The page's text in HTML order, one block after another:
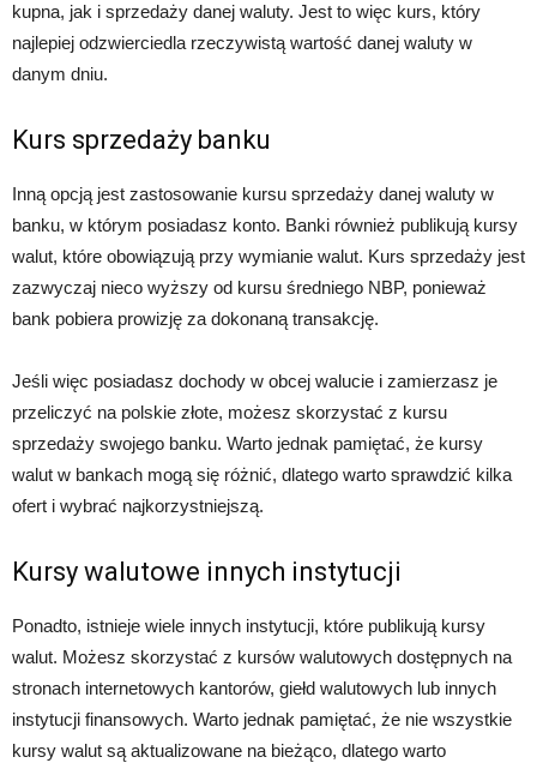
kupna, jak i sprzedaży danej waluty. Jest to więc kurs, który
najlepiej odzwierciedla rzeczywistą wartość danej waluty w
danym dniu.
Kurs sprzedaży banku
Inną opcją jest zastosowanie kursu sprzedaży danej waluty w
banku, w którym posiadasz konto. Banki również publikują kursy
walut, które obowiązują przy wymianie walut. Kurs sprzedaży jest
zazwyczaj nieco wyższy od kursu średniego NBP, ponieważ
bank pobiera prowizję za dokonaną transakcję.
Jeśli więc posiadasz dochody w obcej walucie i zamierzasz je
przeliczyć na polskie złote, możesz skorzystać z kursu
sprzedaży swojego banku. Warto jednak pamiętać, że kursy
walut w bankach mogą się różnić, dlatego warto sprawdzić kilka
ofert i wybrać najkorzystniejszą.
Kursy walutowe innych instytucji
Ponadto, istnieje wiele innych instytucji, które publikują kursy
walut. Możesz skorzystać z kursów walutowych dostępnych na
stronach internetowych kantorów, giełd walutowych lub innych
instytucji finansowych. Warto jednak pamiętać, że nie wszystkie
kursy walut są aktualizowane na bieżąco, dlatego warto